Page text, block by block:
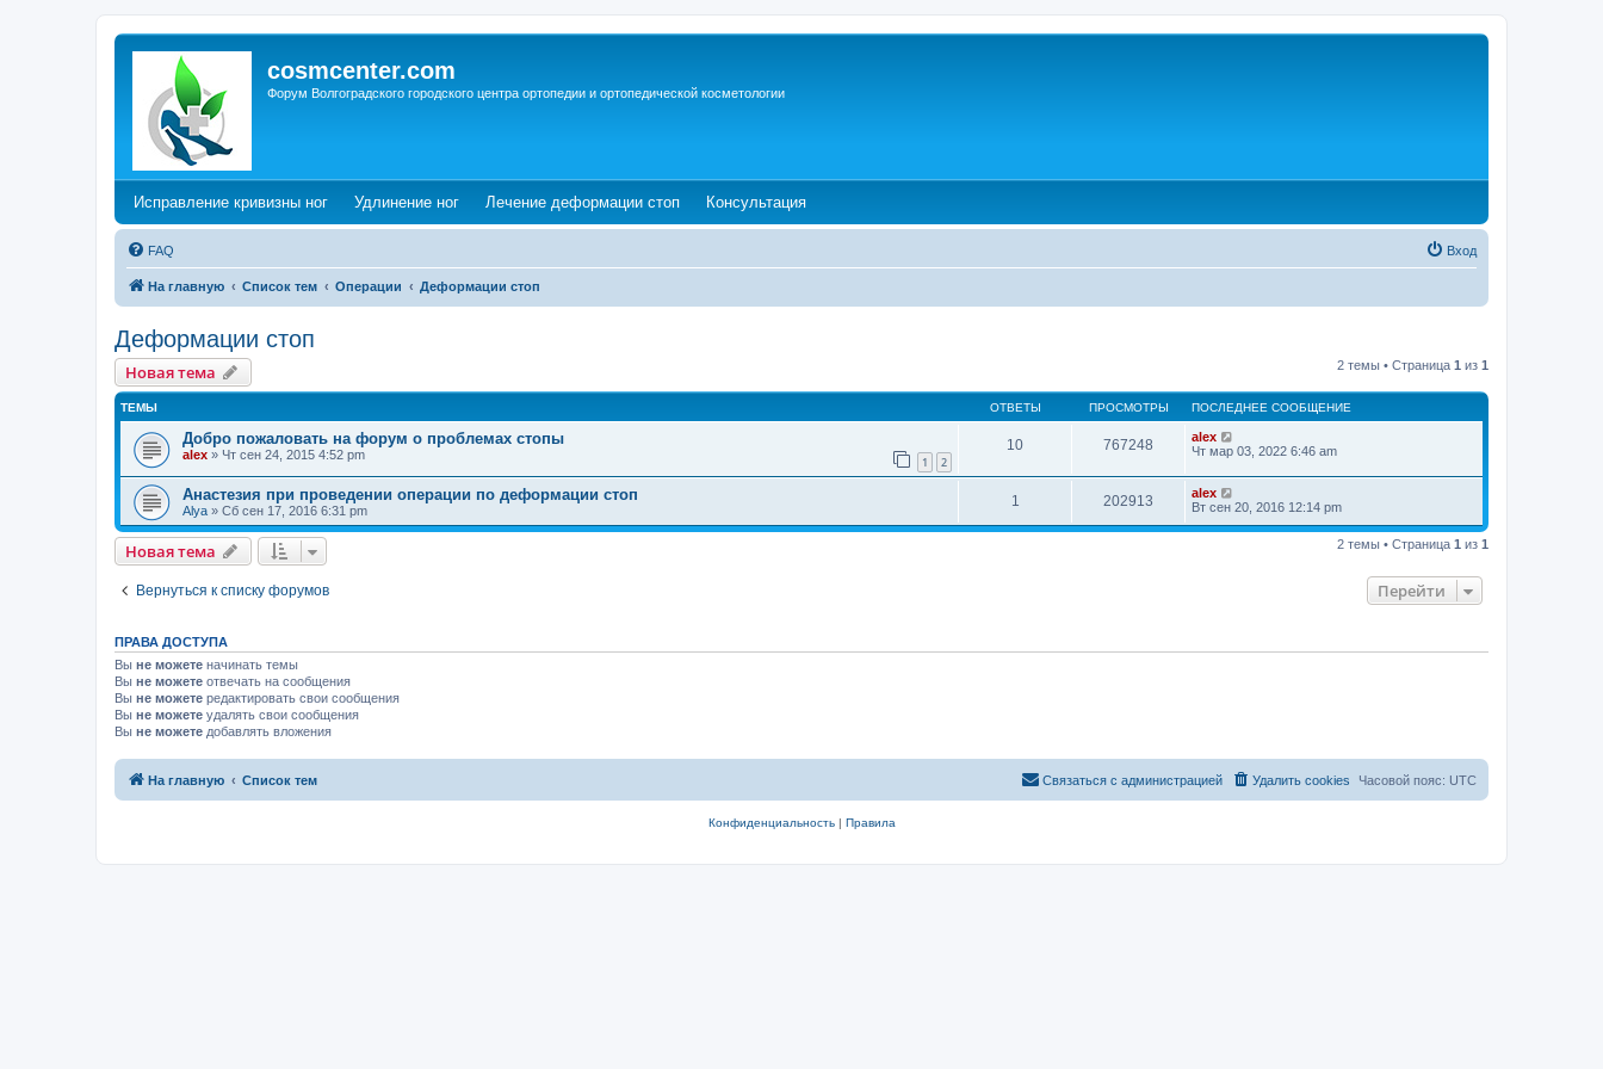
cosmcenter.com
Форум Волгоградского городского центра ортопедии и ортопедической косметологии
Исправление кривизны ног(Opens a new tab)
Удлинение ног(Opens a new tab)
Лечение деформации стоп(Opens a new tab)
Консультация(Opens a new tab)
FAQ Вход
На главную Список тем Операции Деформации стоп
Деформации стоп
Новая тема 2 темы • Страница 1 из 1
ТЕМЫ ОТВЕТЫ ПРОСМОТРЫ ПОСЛЕДНЕЕ СООБЩЕНИЕ
Добро пожаловать на форум о проблемах стопы
alex » Чт сен 24, 2015 4:52 pm 1 2
10 767248
alex
Чт мар 03, 2022 6:46 am
Анастезия при проведении операции по деформации стоп
Alya » Сб сен 17, 2016 6:31 pm
1 202913
alex
Вт сен 20, 2016 12:14 pm
Новая тема 2 темы • Страница 1 из 1
Вернуться к списку форумов Перейти
ПРАВА ДОСТУПА
Вы не можете начинать темы
Вы не можете отвечать на сообщения
Вы не можете редактировать свои сообщения
Вы не можете удалять свои сообщения
Вы не можете добавлять вложения
На главную Список тем Часовой пояс: UTC
Удалить cookies
Связаться с администрацией
Конфиденциальность| Правила